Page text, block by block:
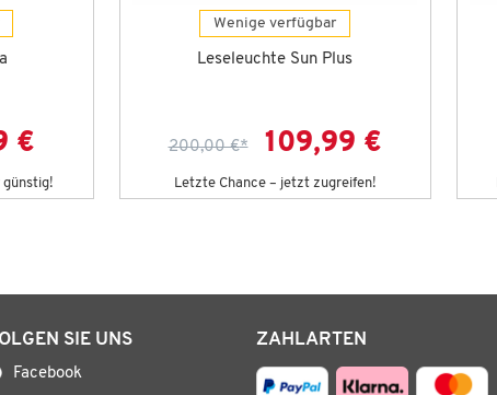
€
günstig!
Wenige verfügbar
Leseleuchte Sun Plus
200,00 €* 109,99 €
Letzte Chance – jetzt zugreifen!
SIE UNS
Facebook
ZAHLARTEN